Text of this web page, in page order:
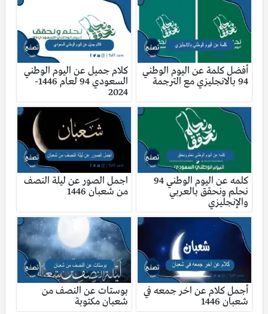
أفضل كلمة عن اليوم الوطني
94 بالانجليزي مع الترجمة
كلام جميل عن اليوم الوطني
السعودي 94 لعام 1446-
2024
كلمه عن اليوم الوطني 94
نحلم ونحقق بالعربي
والإنجليزي
اجمل الصور عن ليلة النصف
من شعبان 1446
أجمل كلام عن اخر جمعه في
شعبان 1446
بوستات عن النصف من
شعبان مكتوبة